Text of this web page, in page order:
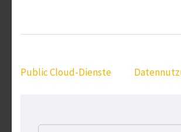
Beitragsnavigation
Public Cloud-Dienste